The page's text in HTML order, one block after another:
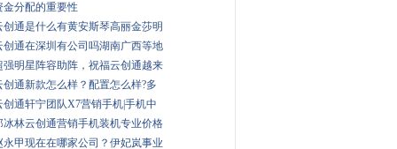
金分配的重要性
创通是什么有黄安斯琴高丽金莎明
创通在深圳有公司吗湖南广西等地
强明星阵容助阵，祝福云创通越来
创通新款怎么样？配置怎么样?多
创通轩宁团队X7营销手机|手机中
冰林云创通营销手机装机专业价格
永甲现在在哪家公司？伊妃岚事业